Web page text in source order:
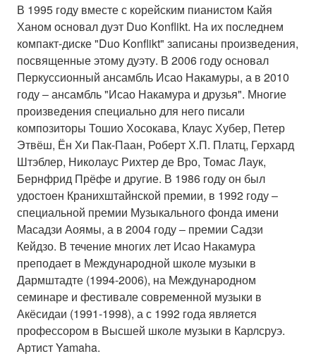
В 1995 году вместе с корейским пианистом Кайя
Ханом основал дуэт Duo Konflikt. На их последнем
компакт-диске "Duo Konflikt" записаны произведения,
посвященные этому дуэту. В 2006 году основал
Перкуссионный ансамбль Исао Накамуры, а в 2010
году ‒ ансамбль "Исао Накамура и друзья". Многие
произведения специально для него писали
композиторы Тошио Хосокава, Клаус Хубер, Петер
Этвёш, Ён Хи Пак-Паан, Роберт Х.П. Платц, Герхард
Штэблер, Николаус Рихтер де Вро, Томас Лаук,
Бернфрид Прёфе и другие. В 1986 году он был
удостоен Кранихштайнской премии, в 1992 году ‒
специальной премии Музыкального фонда имени
Масадзи Аоямы, а в 2004 году ‒ премии Садзи
Кейдзо. В течение многих лет Исао Накамура
преподает в Международной школе музыки в
Дармштадте (1994-2006), на Международном
семинаре и фестивале современной музыки в
Акёсидаи (1991-1998), а с 1992 года является
профессором в Высшей школе музыки в Карлсруэ.
Артист Yamaha.